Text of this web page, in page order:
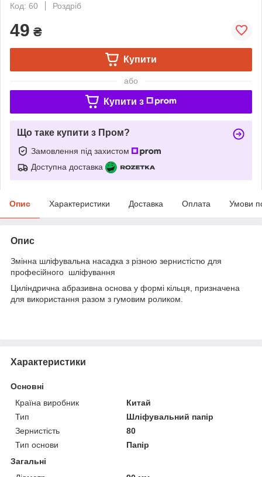
Код: 60
Роздріб
49 ₴
Купити
або
Купити з
Що таке купити з Пром?
Замовлення під захистом
Доступна доставка
Опис Характеристики Доставка Оплата Умови
Опис
Змінна шліфувальна насадка з різною зернистістю для
професійного шліфування
Циліндрична абразивна основа у формі кільця, призначена
для використання разом з гумовим роликом.
Характеристики
Основні
Країна виробник
Китай
Тип
Шліфувальний папір
Зернистість
80
Тип основи
Папір
Загальні